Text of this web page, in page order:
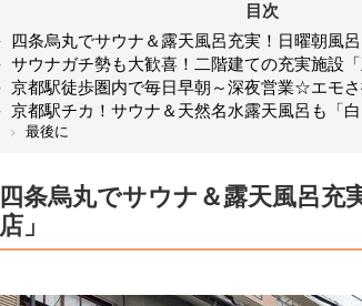
目次
四条烏丸でサウナ＆露天風呂充実！日曜朝風呂
サウナガチ勢も大歓喜！二階建ての充実施設「
京都駅徒歩圏内で毎日早朝～深夜営業☆エモさ
京都駅チカ！サウナ＆天然名水露天風呂も「白
最後に
四条烏丸でサウナ＆露天風呂充
店」